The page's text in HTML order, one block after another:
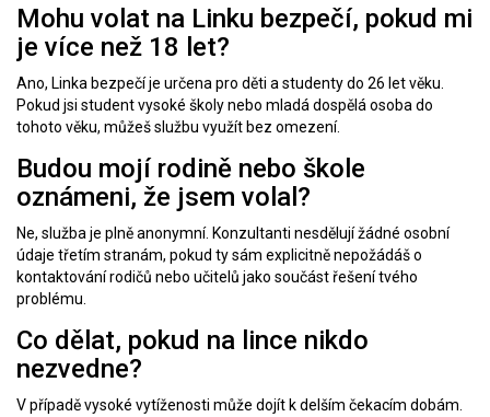
Mohu volat na Linku bezpečí, pokud mi
je více než 18 let?
Ano, Linka bezpečí je určena pro děti a studenty do 26 let věku.
Pokud jsi student vysoké školy nebo mladá dospělá osoba do
tohoto věku, můžeš službu využít bez omezení.
Budou mojí rodině nebo škole
oznámeni, že jsem volal?
Ne, služba je plně anonymní. Konzultanti nesdělují žádné osobní
údaje třetím stranám, pokud ty sám explicitně nepožádáš o
kontaktování rodičů nebo učitelů jako součást řešení tvého
problému.
Co dělat, pokud na lince nikdo
nezvedne?
V případě vysoké vytíženosti může dojít k delším čekacím dobám.